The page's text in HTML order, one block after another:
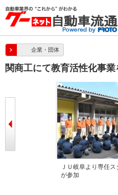
企業・団体
関商工にて教育活性化事業
ＪＵ岐阜より専任
が参加